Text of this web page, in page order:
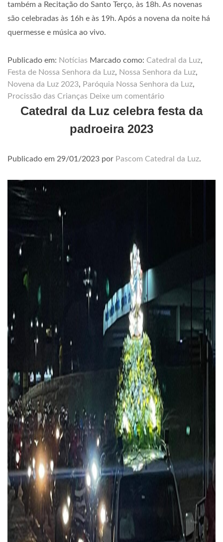
também a Recitação do Santo Terço, às 18h. As novenas
são celebradas às 16h e às 19h. Após a novena da noite há
quermesse e música ao vivo.
Publicado em: Notícias Marcado como: Catedral da Luz,
Festa de Nossa Senhora da Luz, Nossa Senhora da Luz,
Novena da Luz 2023, Paróquia Nossa Senhora da Luz,
Procissão das Crianças Deixe um comentário
Catedral da Luz celebra festa da
padroeira 2023
Publicado em 29/01/2023 por Pascom Catedral da Luz.